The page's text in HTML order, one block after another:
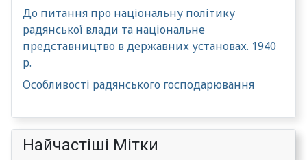
До питання про національну політику
радянської влади та національне
представництво в державних установах. 1940
р.
Особливості радянського господарювання
Найчастіші Мітки